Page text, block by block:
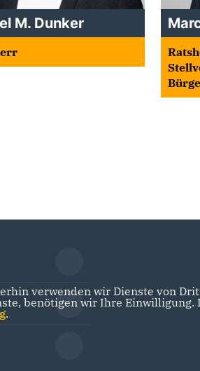
M. Dunker
verwenden wir Dienste von
benötigen wir Ihre
.